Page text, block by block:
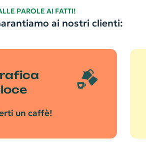
PAROLE AI FATTI!
ai nostri clienti:
un caffè!